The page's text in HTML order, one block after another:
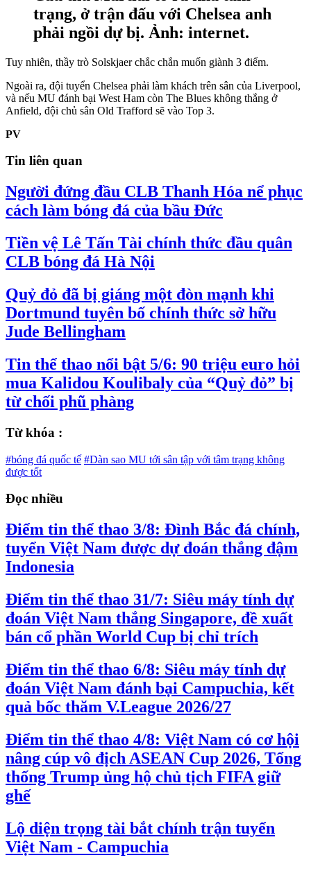
trạng, ở trận đấu với Chelsea anh
phải ngồi dự bị. Ảnh: internet.
Tuy nhiên, thầy trò Solskjaer chắc chắn muốn giành 3 điểm.
Ngoài ra, đội tuyển Chelsea phải làm khách trên sân của Liverpool,
và nếu MU đánh bại West Ham còn The Blues không thắng ở
Anfield, đội chủ sân Old Trafford sẽ vào Top 3.
PV
Tin liên quan
Người đứng đầu CLB Thanh Hóa nể phục
cách làm bóng đá của bầu Đức
Tiền vệ Lê Tấn Tài chính thức đầu quân
CLB bóng đá Hà Nội
Quỷ đỏ đã bị giáng một đòn mạnh khi
Dortmund tuyên bố chính thức sở hữu
Jude Bellingham
Tin thể thao nổi bật 5/6: 90 triệu euro hỏi
mua Kalidou Koulibaly của “Quỷ đỏ” bị
từ chối phũ phàng
Từ khóa :
#bóng đá quốc tế #Dàn sao MU tới sân tập với tâm trạng không
được tốt
Đọc nhiều
Điểm tin thể thao 3/8: Đình Bắc đá chính,
tuyển Việt Nam được dự đoán thắng đậm
Indonesia
Điểm tin thể thao 31/7: Siêu máy tính dự
đoán Việt Nam thắng Singapore, đề xuất
bán cổ phần World Cup bị chỉ trích
Điểm tin thể thao 6/8: Siêu máy tính dự
đoán Việt Nam đánh bại Campuchia, kết
quả bốc thăm V.League 2026/27
Điểm tin thể thao 4/8: Việt Nam có cơ hội
nâng cúp vô địch ASEAN Cup 2026, Tổng
thống Trump ủng hộ chủ tịch FIFA giữ
ghế
Lộ diện trọng tài bắt chính trận tuyển
Việt Nam - Campuchia